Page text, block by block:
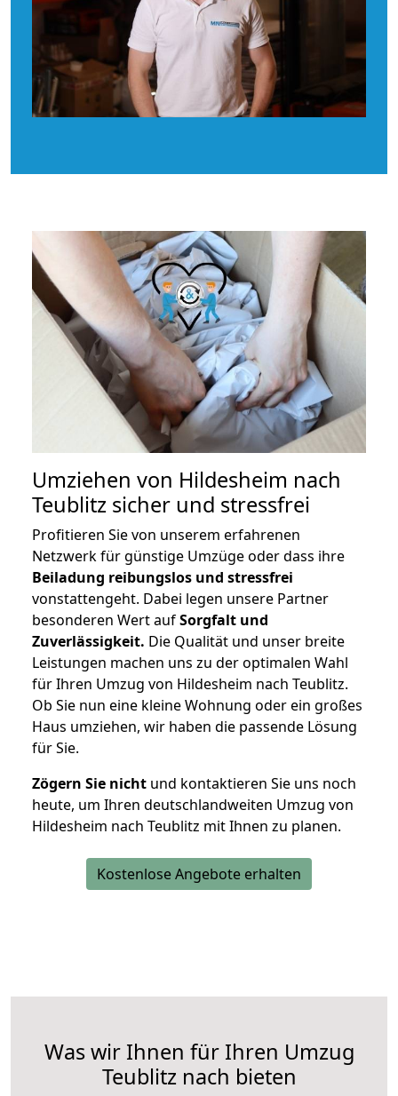
Umziehen von Hildesheim nach
Teublitz sicher und stressfrei
Profitieren Sie von unserem erfahrenen
Netzwerk für günstige Umzüge oder dass ihre
Beiladung reibungslos und stressfrei
vonstattengeht. Dabei legen unsere Partner
besonderen Wert aufSorgfalt und
Zuverlässigkeit. Die Qualität und unser breite
Leistungen machen uns zu der optimalen Wahl
für Ihren Umzug von Hildesheim nach Teublitz.
Ob Sie nun eine kleine Wohnung oder ein großes
Haus umziehen, wir haben die passende Lösung
für Sie.
Zögern Sie nicht und kontaktieren Sie uns noch
heute, um Ihren deutschlandweiten Umzug von
Hildesheim nach Teublitz mit Ihnen zu planen.
Kostenlose Angebote erhalten
Was wir Ihnen für Ihren Umzug
Teublitz nach bieten